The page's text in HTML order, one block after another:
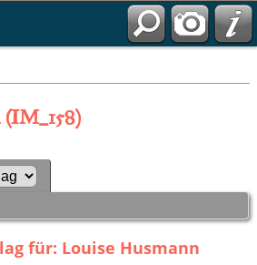
für: Louise Husmann